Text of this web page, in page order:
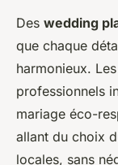
Des wedding
que chaque
harmonieux.
professionnels
mariage éco-
allant du choix
locales, sans